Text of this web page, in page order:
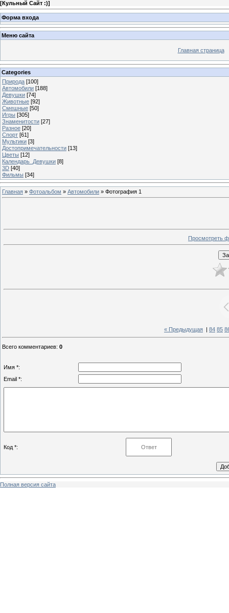
[Кульный Сайт :)]
Форма входа
Меню сайта
Главная страница
Categories
Природа [100]
Автомобили [188]
Девушки [74]
Животные [92]
Смешные [50]
Игры [305]
Знаменитости [27]
Разное [20]
Спорт [61]
Мультики [3]
Достопримечательности [13]
Цветы [12]
Календарь_Девушки [8]
3D [40]
Фильмы [34]
Главная » Фотоальбом » Автомобили » Фотография 1
Просмотреть
« Предыдущая 84 85
Всего комментариев: 0
Имя *:
Email *:
Код *:
Полная версия сайта